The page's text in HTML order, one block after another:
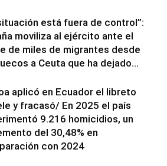
está fuera de control”:
moviliza al ejército ante el
de miles de migrantes desde
a Ceuta que ha dejado...
aplicó en Ecuador el libreto
y fracasó/ En 2025 el país
9.216 homicidios, un
del 30,48% en
con 2024